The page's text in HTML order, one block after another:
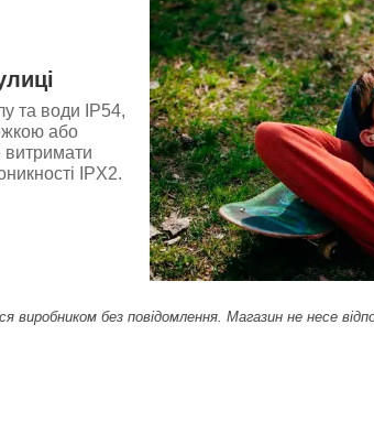
та води IP54,
або
IPX2.
без повідомлення. Магазин не несе